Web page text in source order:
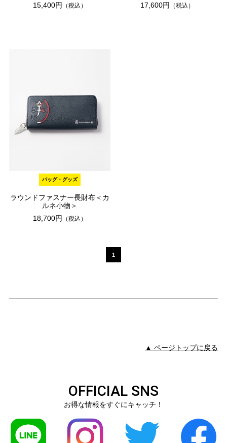
15,400円
（税込）
17,600円
（税込）
バッグ・グッズ
ラウンドファスナー長財布＜カ
ルネ小物＞
18,700円
（税込）
1
▲ ページトップに戻る
OFFICIAL SNS
お得な情報をすぐにキャッチ！